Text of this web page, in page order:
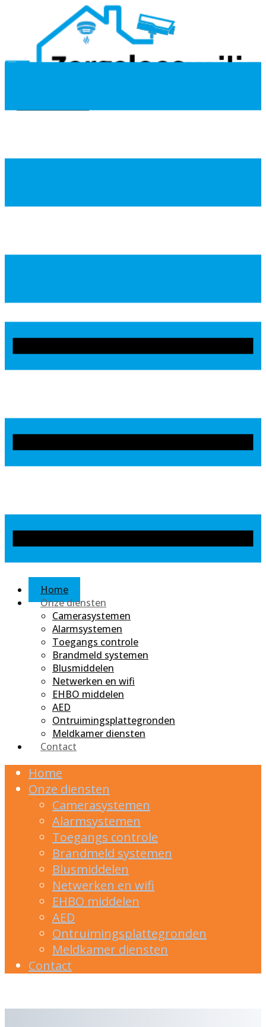
Home
Onze diensten
Camerasystemen
Alarmsystemen
Toegangs controle
Brandmeld systemen
Blusmiddelen
Netwerken en wifi
EHBO middelen
AED
Ontruimingsplattegronden
Meldkamer diensten
Contact
Home
Onze diensten
Camerasystemen
Alarmsystemen
Toegangs controle
Brandmeld systemen
Blusmiddelen
Netwerken en wifi
EHBO middelen
AED
Ontruimingsplattegronden
Meldkamer diensten
Contact